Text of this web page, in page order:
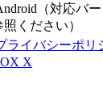
（対応バ
ください）
ライバシーポリ
X